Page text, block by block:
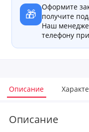
🎁
Оформите
получите
Наш
телефону
Описание
Описание